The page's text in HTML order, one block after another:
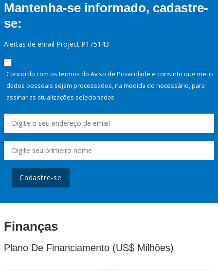
Mantenha-se informado, cadastre-
se:
Alertas de email Project P175143
Concordo com os termos do Aviso de Privacidade e consinto que meus
dados pessoais sejam processados, na medida do necessário, para
assinar as atualizações selecionadas.
Cadastre-se
Finanças
Plano De Financiamento (US$ Milhões)